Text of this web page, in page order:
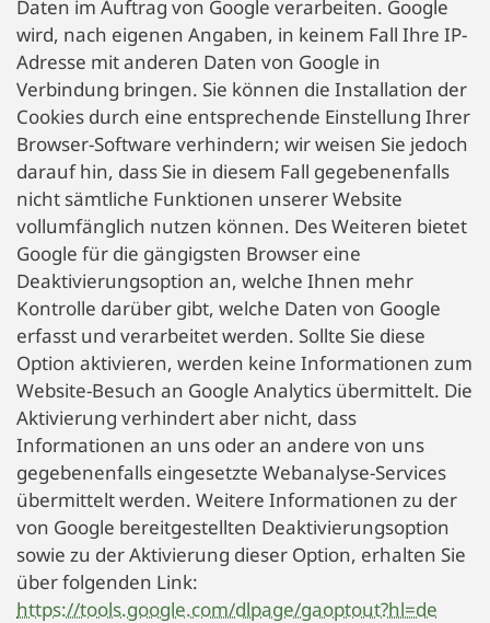
Daten im Auftrag von Google verarbeiten. Google
wird, nach eigenen Angaben, in keinem Fall Ihre IP-
Adresse mit anderen Daten von Google in
Verbindung bringen. Sie können die Installation der
Cookies durch eine entsprechende Einstellung Ihrer
Browser-Software verhindern; wir weisen Sie jedoch
darauf hin, dass Sie in diesem Fall gegebenenfalls
nicht sämtliche Funktionen unserer Website
vollumfänglich nutzen können. Des Weiteren bietet
Google für die gängigsten Browser eine
Deaktivierungsoption an, welche Ihnen mehr
Kontrolle darüber gibt, welche Daten von Google
erfasst und verarbeitet werden. Sollte Sie diese
Option aktivieren, werden keine Informationen zum
Website-Besuch an Google Analytics übermittelt. Die
Aktivierung verhindert aber nicht, dass
Informationen an uns oder an andere von uns
gegebenenfalls eingesetzte Webanalyse-Services
übermittelt werden. Weitere Informationen zu der
von Google bereitgestellten Deaktivierungsoption
sowie zu der Aktivierung dieser Option, erhalten Sie
über folgenden Link:
https://tools.google.com/dlpage/gaoptout?hl=de